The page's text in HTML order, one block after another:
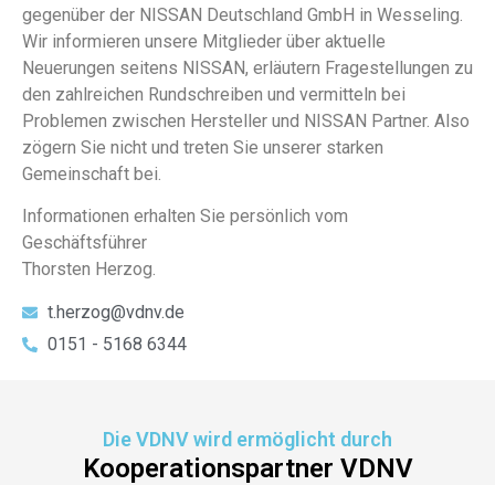
gegenüber der NISSAN Deutschland GmbH in Wesseling.
Wir informieren unsere Mitglieder über aktuelle
Neuerungen seitens NISSAN, erläutern Fragestellungen zu
den zahlreichen Rundschreiben und vermitteln bei
Problemen zwischen Hersteller und NISSAN Partner. Also
zögern Sie nicht und treten Sie unserer starken
Gemeinschaft bei.
Informationen erhalten Sie persönlich vom
Geschäftsführer
Thorsten Herzog.
t.herzog@vdnv.de
0151 - 5168 6344
Die VDNV wird ermöglicht durch
Kooperationspartner VDNV